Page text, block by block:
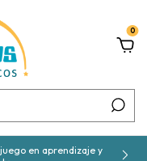
0
en aprendizaje y